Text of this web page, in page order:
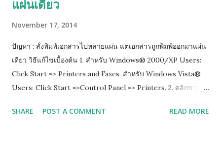
แผ่นเดียว
November 17, 2014
ปัญหา : สั่งพิมพ์เอกสารไปหลายแผ่น แต่เอกสารถูกพิมพ์ออกมาแผ่น
เดียว วิธีแก้ไขเบื้องต้น 1. สำหรับ Windows® 2000/XP Users:
Click Start => Printers and Faxes. สำหรับ Windows Vista®
Users: Click Start =>Control Panel => Printers. 2. คลิกขวาที่
Advance แล้วติ๊กออกตรงช่อง Enable advanced printing
SHARE POST A COMMENT READ MORE